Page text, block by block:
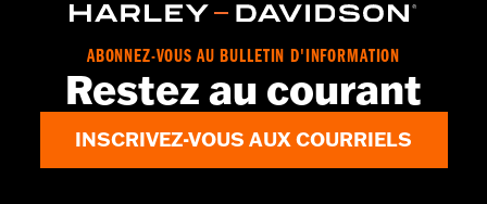
ABONNEZ-VOUS AU BULLETIN D'INFORMATION
Restez au courant
INSCRIVEZ-VOUS AUX COURRIELS